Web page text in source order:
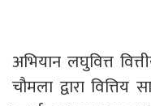
अभियान लघुवित्त
चौमला द्वारा